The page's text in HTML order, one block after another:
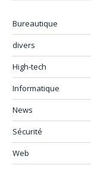
Bureautique
divers
High-tech
Informatique
News
Sécurité
Web